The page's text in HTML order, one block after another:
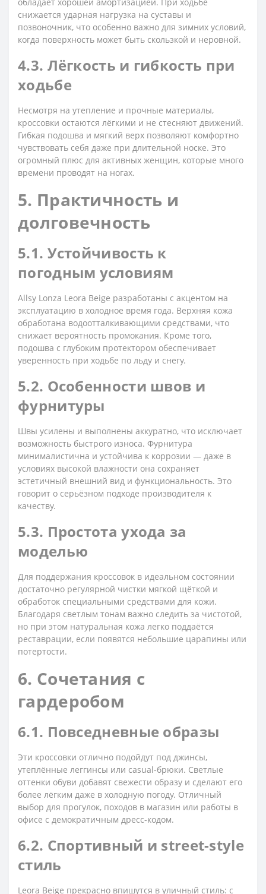
снижается ударная нагрузка на суставы и
позвоночник, что особенно важно для зимних условий,
когда поверхность может быть скользкой и неровной.
4.3. Лёгкость и гибкость при
ходьбе
Несмотря на утепление и прочные материалы,
кроссовки остаются лёгкими и не стесняют движений.
Гибкая подошва и мягкий верх позволяют комфортно
чувствовать себя даже при длительной носке. Это
огромный плюс для активных женщин, которые много
времени проводят на ногах.
5. Практичность и
долговечность
5.1. Устойчивость к
погодным условиям
Allsy Lonza Leora Beige разработаны с акцентом на
эксплуатацию в холодное время года. Верхняя кожа
обработана водоотталкивающими средствами, что
снижает вероятность промокания. Кроме того,
подошва с глубоким протектором обеспечивает
уверенность при ходьбе по льду и снегу.
5.2. Особенности швов и
фурнитуры
Швы усилены и выполнены аккуратно, что исключает
возможность быстрого износа. Фурнитура
минималистична и устойчива к коррозии — даже в
условиях высокой влажности она сохраняет
эстетичный внешний вид и функциональность. Это
говорит о серьёзном подходе производителя к
качеству.
5.3. Простота ухода за
моделью
Для поддержания кроссовок в идеальном состоянии
достаточно регулярной чистки мягкой щёткой и
обработок специальными средствами для кожи.
Благодаря светлым тонам важно следить за чистотой,
но при этом натуральная кожа легко поддаётся
реставрации, если появятся небольшие царапины или
потертости.
6. Сочетания с
гардеробом
6.1. Повседневные образы
Эти кроссовки отлично подойдут под джинсы,
утеплённые леггинсы или casual-брюки. Светлые
оттенки обуви добавят свежести образу и сделают его
более лёгким даже в холодную погоду. Отличный
выбор для прогулок, походов в магазин или работы в
офисе с демократичным дресс-кодом.
6.2. Спортивный и street-style
стиль
Leora Beige прекрасно впишутся в уличный стиль: с